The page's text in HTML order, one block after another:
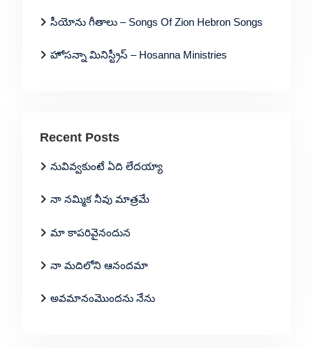
సీయోను గీతాలు – Songs Of Zion Hebron Songs
హోసన్నా మినిస్ట్రీస్ – Hosanna Ministries
Recent Posts
నువివ్వకుంటే ఏది లేదయ్యా
నా నమ్మిక నీవు మాత్రమే
మా కాపరివైనందున
నా మదిలోని ఆనందమా
అవమానంమొందను నేను